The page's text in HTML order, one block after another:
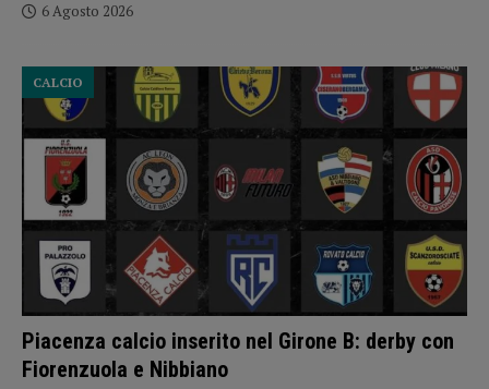
6 Agosto 2026
Piacenza calcio inserito nel Girone B: derby con
Fiorenzuola e Nibbiano
CALCIO